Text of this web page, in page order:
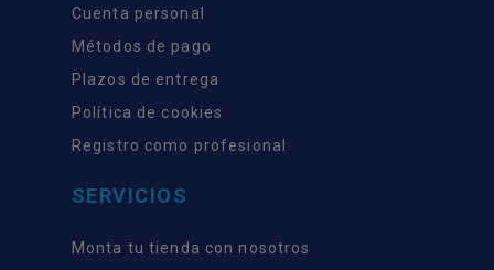
Cuenta personal
Métodos de pago
Plazos de entrega
Política de cookies
Registro como profesional
SERVICIOS
Monta tu tienda con nosotros